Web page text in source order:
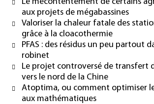
aux projets de mégabassines
Valoriser la chaleur fatale des
grâce à la cloacothermie
PFAS : des résidus un peu partout
robinet
Le projet controversé de transfert
vers le nord de la Chine
Atoptima, ou comment optimiser
aux mathématiques